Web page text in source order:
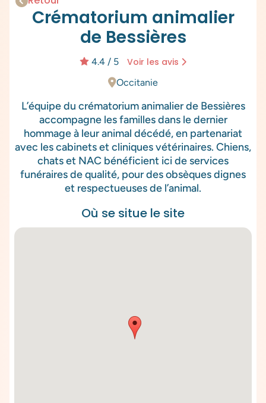
Crématorium animalier
de Bessières
4.4 / 5 Voir les avis
Occitanie
L’équipe du crématorium animalier de Bessières
accompagne les familles dans le dernier
hommage à leur animal décédé, en partenariat
avec les cabinets et cliniques vétérinaires. Chiens,
chats et NAC bénéficient ici de services
funéraires de qualité, pour des obsèques dignes
et respectueuses de l’animal.
Où se situe le site